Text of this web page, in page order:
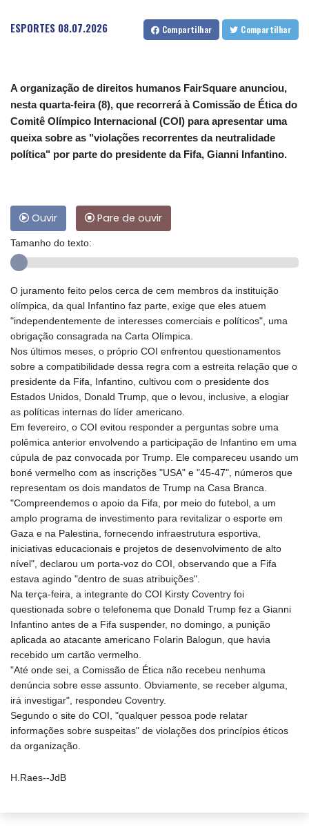
ESPORTES 08.07.2026 Compartilhar Compartilhar
A organização de direitos humanos FairSquare anunciou,
nesta quarta-feira (8), que recorrerá à Comissão de Ética do
Comitê Olímpico Internacional (COI) para apresentar uma
queixa sobre as "violações recorrentes da neutralidade
política" por parte do presidente da Fifa, Gianni Infantino.
Ouvir Pare de ouvir
Tamanho do texto:
O juramento feito pelos cerca de cem membros da instituição
olímpica, da qual Infantino faz parte, exige que eles atuem
"independentemente de interesses comerciais e políticos", uma
obrigação consagrada na Carta Olímpica.
Nos últimos meses, o próprio COI enfrentou questionamentos
sobre a compatibilidade dessa regra com a estreita relação que o
presidente da Fifa, Infantino, cultivou com o presidente dos
Estados Unidos, Donald Trump, que o levou, inclusive, a elogiar
as políticas internas do líder americano.
Em fevereiro, o COI evitou responder a perguntas sobre uma
polêmica anterior envolvendo a participação de Infantino em uma
cúpula de paz convocada por Trump. Ele compareceu usando um
boné vermelho com as inscrições "USA" e "45-47", números que
representam os dois mandatos de Trump na Casa Branca.
"Compreendemos o apoio da Fifa, por meio do futebol, a um
amplo programa de investimento para revitalizar o esporte em
Gaza e na Palestina, fornecendo infraestrutura esportiva,
iniciativas educacionais e projetos de desenvolvimento de alto
nível", declarou um porta-voz do COI, observando que a Fifa
estava agindo "dentro de suas atribuições".
Na terça-feira, a integrante do COI Kirsty Coventry foi
questionada sobre o telefonema que Donald Trump fez a Gianni
Infantino antes de a Fifa suspender, no domingo, a punição
aplicada ao atacante americano Folarin Balogun, que havia
recebido um cartão vermelho.
"Até onde sei, a Comissão de Ética não recebeu nenhuma
denúncia sobre esse assunto. Obviamente, se receber alguma,
irá investigar", respondeu Coventry.
Segundo o site do COI, "qualquer pessoa pode relatar
informações sobre suspeitas" de violações dos princípios éticos
da organização.
H.Raes--JdB